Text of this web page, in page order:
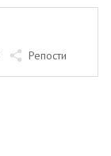
Репости